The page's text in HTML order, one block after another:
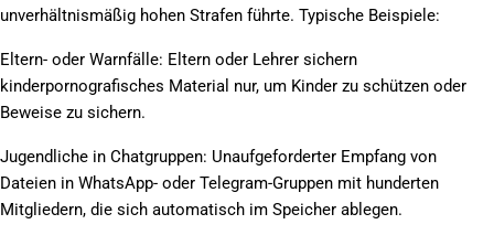
unverhältnismäßig hohen Strafen führte. Typische Beispiele:
Eltern- oder Warnfälle: Eltern oder Lehrer sichern
kinderpornografisches Material nur, um Kinder zu schützen oder
Beweise zu sichern.
Jugendliche in Chatgruppen: Unaufgeforderter Empfang von
Dateien in WhatsApp- oder Telegram-Gruppen mit hunderten
Mitgliedern, die sich automatisch im Speicher ablegen.